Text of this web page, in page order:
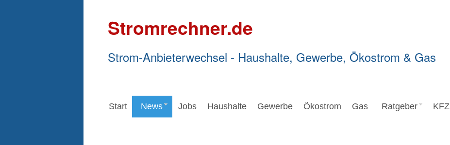
Stromrechner.de
Strom-Anbieterwechsel - Haushalte, Gewerbe, Ökostrom & Gas
Start News Jobs Haushalte Gewerbe Ökostrom Gas Ratgeber KFZ